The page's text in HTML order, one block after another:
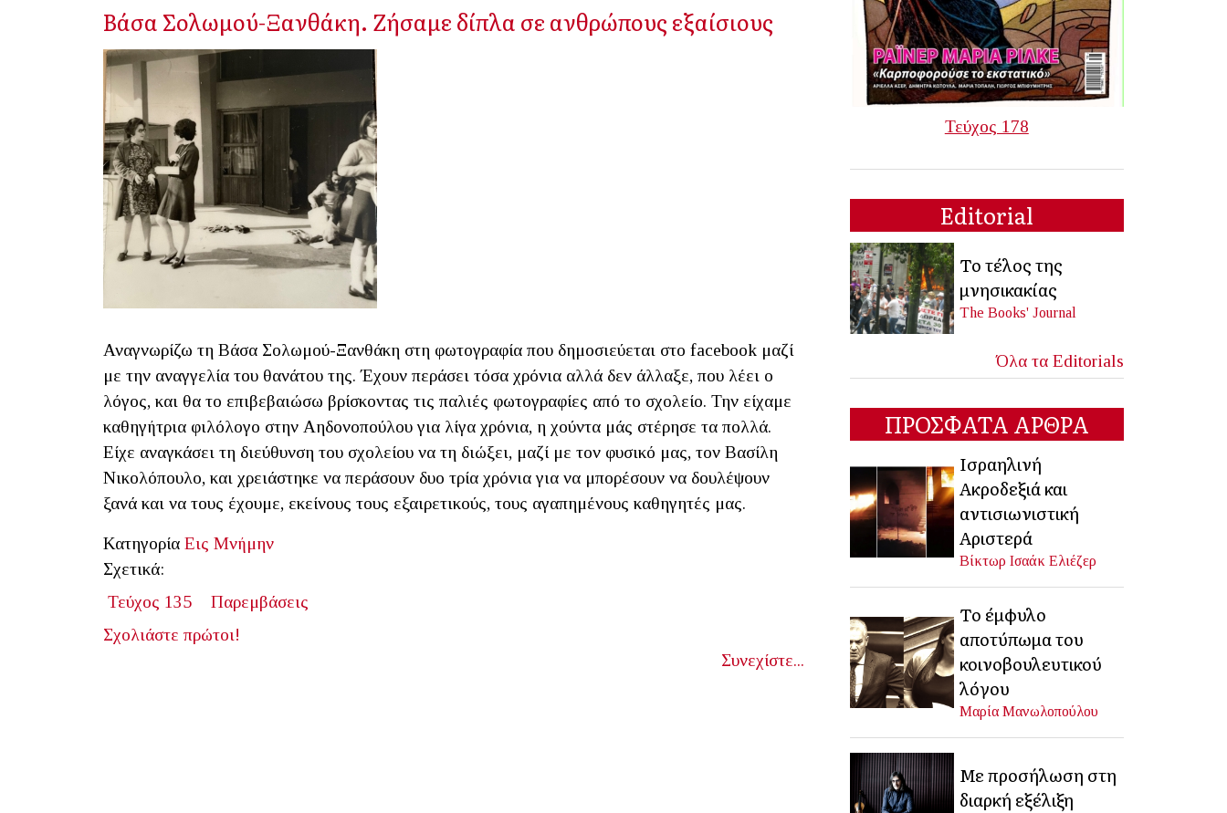
Βάσα Σολωμού-Ξανθάκη. Ζήσαμε δίπλα σε ανθρώπους εξαίσιους
Αναγνωρίζω τη Βάσα Σολωμού-Ξανθάκη στη φωτογραφία που δημοσιεύεται στο facebook μαζί
με την αναγγελία του θανάτου της. Έχουν περάσει τόσα χρόνια αλλά δεν άλλαξε, που λέει ο
λόγος, και θα το επιβεβαιώσω βρίσκοντας τις παλιές φωτογραφίες από το σχολείο. Την είχαμε
καθηγήτρια φιλόλογο στην Αηδονοπούλου για λίγα χρόνια, η χούντα μάς στέρησε τα πολλά.
Είχε αναγκάσει τη διεύθυνση του σχολείου να τη διώξει, μαζί με τον φυσικό μας, τον Βασίλη
Νικολόπουλο, και χρειάστηκε να περάσουν δυο τρία χρόνια για να μπορέσουν να δουλέψουν
ξανά και να τους έχουμε, εκείνους τους εξαιρετικούς, τους αγαπημένους καθηγητές μας.
Κατηγορία Εις Μνήμην
Σχετικά:
Τεύχος 135
Παρεμβάσεις
Σχολιάστε πρώτοι!
Συνεχίστε...
Τεύχος 178
Editorial
Το τέλος της
μνησικακίας
The Books' Journal
Όλα τα Editorials
ΠΡΟΣΦΑΤΑ ΑΡΘΡΑ
Ισραηλινή
Ακροδεξιά και
αντισιωνιστική
Αριστερά
Βίκτωρ Ισαάκ Ελιέζερ
Το έμφυλο
αποτύπωμα του
κοινοβουλευτικού
λόγου
Μαρία Μανωλοπούλου
Με προσήλωση στη
διαρκή εξέλιξη